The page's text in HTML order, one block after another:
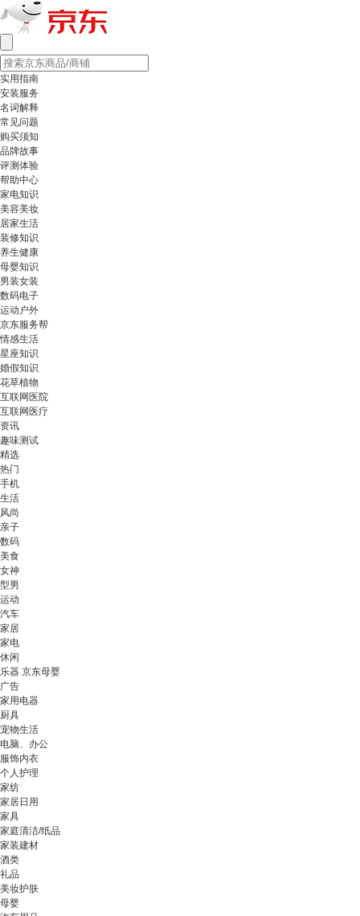
实用指南
安装服务
名词解释
常见问题
购买须知
品牌故事
评测体验
帮助中心
家电知识
美容美妆
居家生活
装修知识
养生健康
母婴知识
男装女装
数码电子
运动户外
京东服务帮
情感生活
星座知识
婚假知识
花草植物
互联网医院
互联网医疗
资讯
趣味测试
精选
热门
手机
生活
风尚
亲子
数码
美食
女神
型男
运动
汽车
家居
家电
休闲
乐器 京东母婴
广告
家用电器
厨具
宠物生活
电脑、办公
服饰内衣
个人护理
家纺
家居日用
家具
家庭清洁/纸品
家装建材
酒类
礼品
美妆护肤
母婴